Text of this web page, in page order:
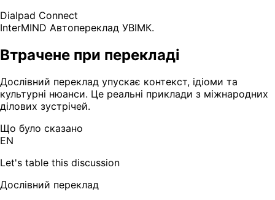
Dialpad Connect
InterMIND Автопереклад УВІМК.
Втрачене при перекладі
Дослівний переклад упускає контекст, ідіоми та
культурні нюанси. Це реальні приклади з міжнародних
ділових зустрічей.
Що було сказано
EN
Let's table this discussion
Дослівний переклад